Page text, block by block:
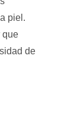
piel.
que
de